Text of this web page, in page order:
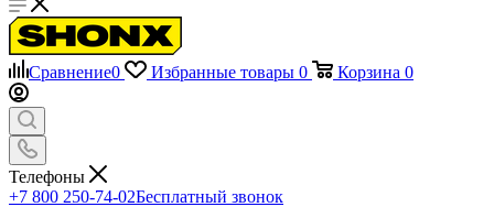
Сравнение0 Избранные товары 0 Корзина 0
Телефоны
+7 800 250-74-02Бесплатный звонок